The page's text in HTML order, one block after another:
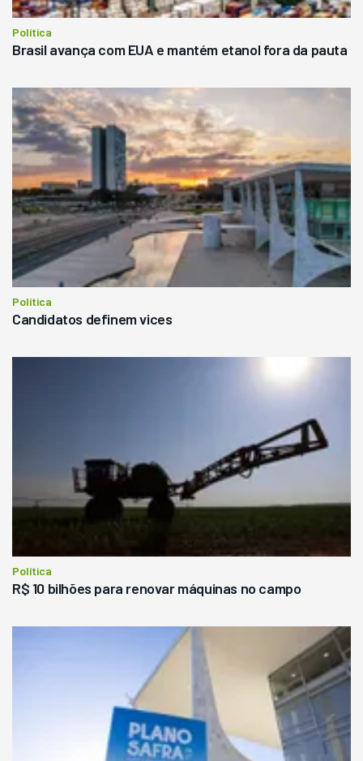
Política
Brasil avança com EUA e mantém etanol fora da pauta
Política
Candidatos definem vices
Política
R$ 10 bilhões para renovar máquinas no campo